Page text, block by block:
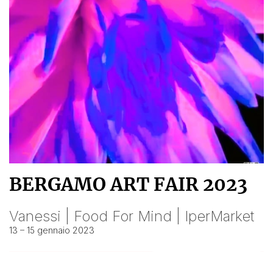
BERGAMO ART FAIR 2023
Vanessi | Food For Mind | IperMarket
13 – 15 gennaio 2023